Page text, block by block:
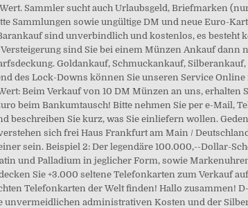
Sammler sucht auch Urlaubsgeld, Briefmarken
Sammlungen sowie ungültige DM und neue Euro-
sind unverbindlich und kostenlos, es besteht
sind Sie bei einem Münzen Ankauf dann
Goldankauf, Schmuckankauf,
des Lock-Downs können Sie unseren Service
Beim Verkauf von 10 DM Münzen an uns, erhalten
beim Bankumtausch! Bitte nehmen Sie per e-Mail,
beschreiben Sie kurz, was Sie einliefern wollen.
sich frei Haus Frankfurt am Main /
sein. Beispiel 2: Der legendäre 100.000,--Dollar-
und Palladium in jeglicher Form, sowie
Sie +3.000 seltene Telefonkarten zum Verkauf
Telefonkarten der Welt finden! Hallo zusammen!
unvermeidlichen administrativen Kosten und der